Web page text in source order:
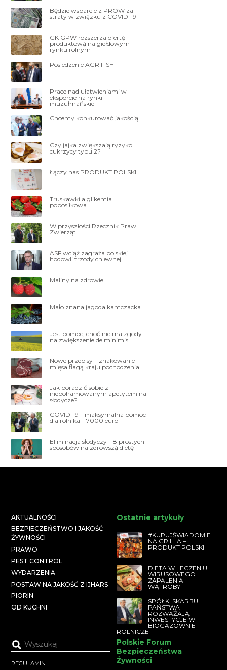
Będzie wsparcie z PROW za
straty w związku z COVID-19
GK GPW rozszerza ofertę
produktową na giełdowym
rynku rolnym
Posiedzenie AGRIFISH
Prace nad ułatwieniami w
eksporcie na rynki
muzułmańskie
Chcemy konkurować jakością
Czy jajka zwiększają ryzyko
cukrzycy typu 2?
Łączy nas PRODUKT POLSKI
Truskawki a glikemia
poposiłkowa
W przyszłości Rzecznik Praw
Zwierząt
ASF wciąż zagraża polskiej
hodowli trzody chlewnej
Maliny na zdrowie
Mało znana jagoda kamczacka
Jest pomoc, choć nie ma zgody
na zwiększenie de minimis
Nowe przepisy – znakowanie
mięsa flagą kraju pochodzenia
Jak poradzić sobie z
niepohamowanym apetytem na
słodycze?
COVID-19 – maksymalna pomoc
dla rolnika – 7000 euro
Eliminacja słodyczy – 8 prostych
sposobów na zdrowszą dietę
AKTUALNOŚCI
BEZPIECZEŃSTWO I JAKOŚĆ
ŻYWNOŚCI
PRAWO
PEST CONTROL
WYDARZENIA
POSTAW NA JAKOŚĆ Z IJHARS
PIORIN
OD KUCHNI
Ostatnie artykuły
#KUPUJŚWIADOMIE
NA GRILLA –
PRODUKT POLSKI
DIETA W LECZENIU
WIRUSOWEGO
ZAPALENIA
WĄTROBY
SPÓŁKI SKARBU
PAŃSTWA
ROZWAŻAJĄ
INWESTYCJE W
BIOGAZOWNIE
ROLNICZE
REGULAMIN
Polskie Forum
Bezpieczeństwa
Żywności